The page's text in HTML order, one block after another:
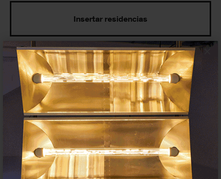
×
Insertar residencias
Insertar exposición o evento
Agenda